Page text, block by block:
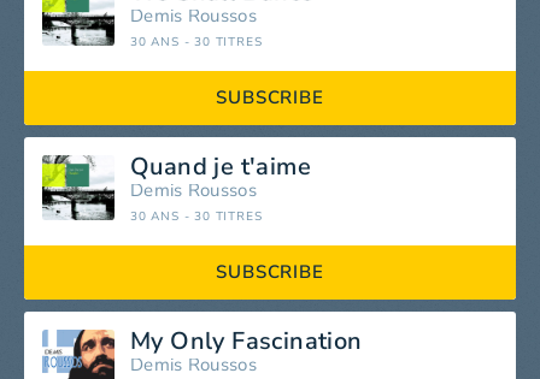
Demis Roussos
30 ANS - 30 TITRES
SUBSCRIBE
Quand je t'aime
Demis Roussos
30 ANS - 30 TITRES
SUBSCRIBE
My Only Fascination
Demis Roussos